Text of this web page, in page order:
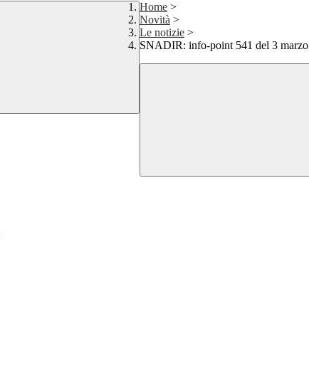
Home >
Novità >
Le notizie >
SNADIR: info-point 541 del 3 marzo